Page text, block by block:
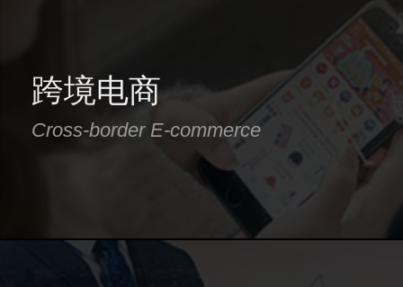
跨境电商
Cross-border E-commerce